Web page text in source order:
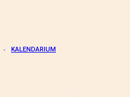
KALENDARIUM